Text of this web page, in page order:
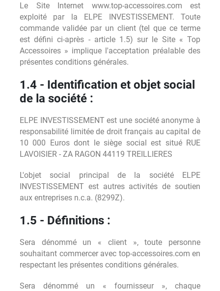
Le Site Internet www.top-accessoires.com est
exploité par la ELPE INVESTISSEMENT. Toute
commande validée par un client (tel que ce terme
est défini ci-après - article 1.5) sur le Site « Top
Accessoires » implique l'acceptation préalable des
présentes conditions générales.
1.4 - Identification et objet social
de la société :
ELPE INVESTISSEMENT est une société anonyme à
responsabilité limitée de droit français au capital de
10 000 Euros dont le siège social est situé RUE
LAVOISIER - ZA RAGON 44119 TREILLIERES
L'objet social principal de la société ELPE
INVESTISSEMENT est autres activités de soutien
aux entreprises n.c.a. (8299Z).
1.5 - Définitions :
Sera dénommé un « client », toute personne
souhaitant commercer avec top-accessoires.com en
respectant les présentes conditions générales.
Sera dénommé un « fournisseur », chaque